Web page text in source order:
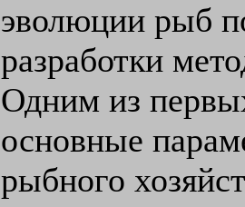
эволюции рыб
разработки
Одним из
основные
рыбного